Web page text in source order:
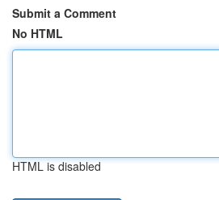
Submit a Comment
No HTML
HTML is disabled